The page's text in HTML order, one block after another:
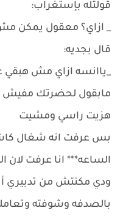
قولتله بإستغراب:
_ ازاي؟ معقول يمكن
قال بجديه:
_ياانسه ازاي مش هبقي
مابقول لحضرتك مفيش
هزيت راسي ومشيت
بس عرفت انه شغال
الساعه*** انا عرفت لان
ودي مكنتش من تدبيري
بالصدفه وشوفته